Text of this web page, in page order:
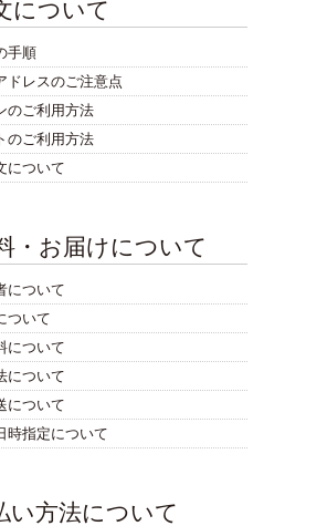
について
手順
ドレスのご注意点
のご利用方法
のご利用方法
について
・お届けについて
について
ついて
について
について
について
時指定について
い方法について